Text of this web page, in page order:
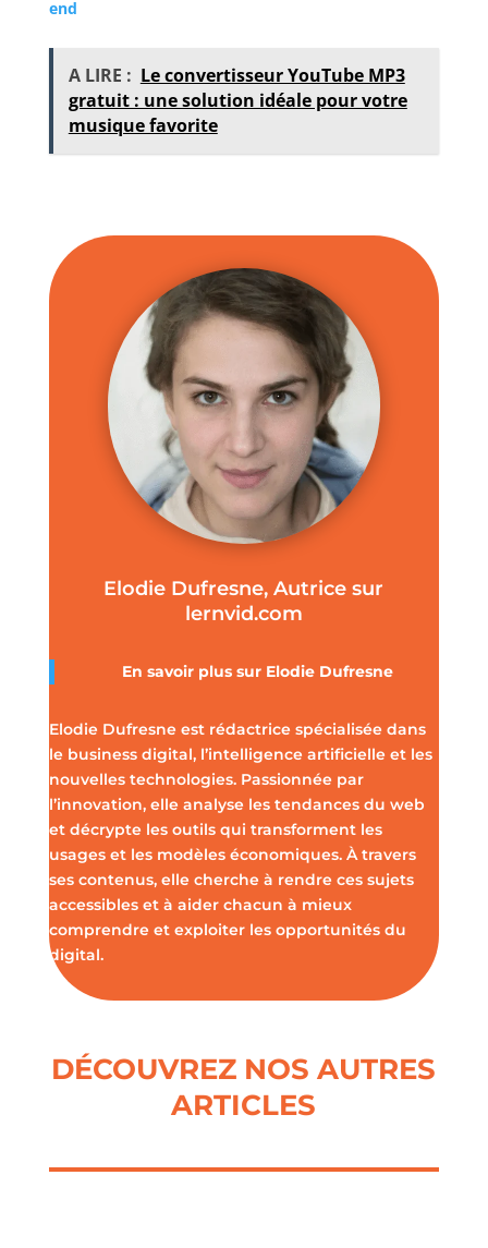
end
A LIRE : Le convertisseur YouTube MP3
gratuit : une solution idéale pour votre
musique favorite
Elodie Dufresne, Autrice sur
lernvid.com
En savoir plus sur Elodie Dufresne
Elodie Dufresne est rédactrice spécialisée dans
le business digital, l’intelligence artificielle et les
nouvelles technologies. Passionnée par
l’innovation, elle analyse les tendances du web
et décrypte les outils qui transforment les
usages et les modèles économiques. À travers
ses contenus, elle cherche à rendre ces sujets
accessibles et à aider chacun à mieux
comprendre et exploiter les opportunités du
digital.
DÉCOUVREZ NOS AUTRES
ARTICLES